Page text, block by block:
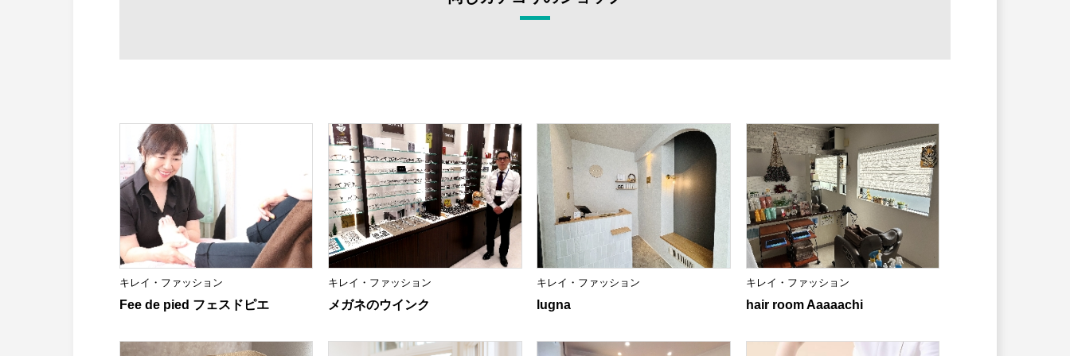
キレイ・ファッション
Fee de pied フェスドピエ
キレイ・ファッション
メガネのウインク
キレイ・ファッション
lugna
キレイ・ファッション
hair room Aaaaachi